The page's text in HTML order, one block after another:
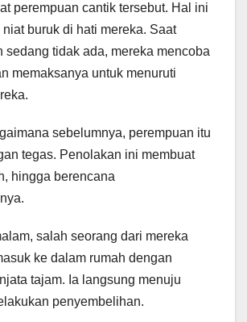
perempuan cantik tersebut. Hal ini
buruk di hati mereka. Saat
sedang tidak ada, mereka mencoba
memaksanya untuk menuruti
sebelumnya, perempuan itu
tegas. Penolakan ini membuat
hingga berencana
salah seorang dari mereka
ke dalam rumah dengan
tajam. Ia langsung menuju
penyembelihan.